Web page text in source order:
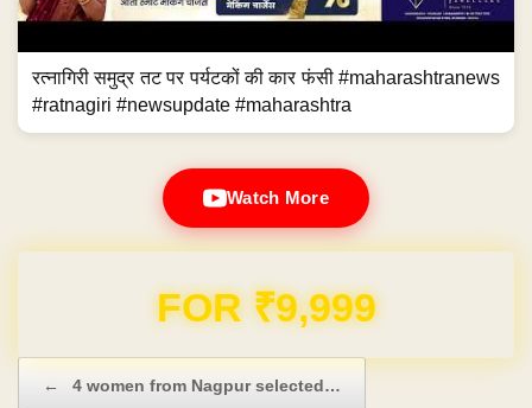
← 4 women from Nagpur selected…
Judge Loya death case: CPIL… →
for "Panaache Mrs India" finals
Next News
files intervention application,
questions heart attack theory